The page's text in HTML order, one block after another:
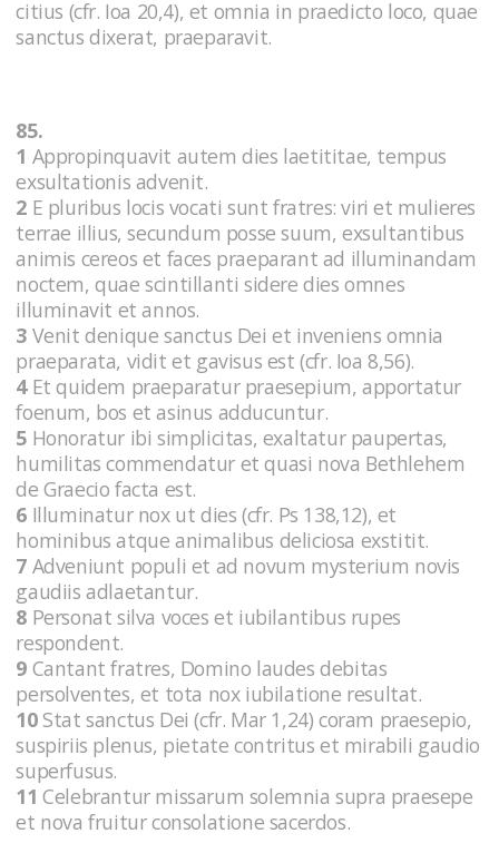
citius (cfr. Ioa 20,4), et omnia in praedicto loco, quae
sanctus dixerat, praeparavit.
85.
1 Appropinquavit autem dies laetititae, tempus
exsultationis advenit.
2 E pluribus locis vocati sunt fratres: viri et mulieres
terrae illius, secundum posse suum, exsultantibus
animis cereos et faces praeparant ad illuminandam
noctem, quae scintillanti sidere dies omnes
illuminavit et annos.
3 Venit denique sanctus Dei et inveniens omnia
praeparata, vidit et gavisus est (cfr. Ioa 8,56).
4Et quidem praeparatur praesepium, apportatur
foenum, bos et asinus adducuntur.
5 Honoratur ibi simplicitas, exaltatur paupertas,
humilitas commendatur et quasi nova Bethlehem
de Graecio facta est.
6 Illuminatur nox ut dies (cfr. Ps 138,12), et
hominibus atque animalibus deliciosa exstitit.
7 Adveniunt populi et ad novum mysterium novis
gaudiis adlaetantur.
8 Personat silva voces et iubilantibus rupes
respondent.
9 Cantant fratres, Domino laudes debitas
persolventes, et tota nox iubilatione resultat.
10Stat sanctus Dei (cfr. Mar 1,24) coram praesepio,
suspiriis plenus, pietate contritus et mirabili gaudio
superfusus.
11 Celebrantur missarum solemnia supra praesepe
et nova fruitur consolatione sacerdos.